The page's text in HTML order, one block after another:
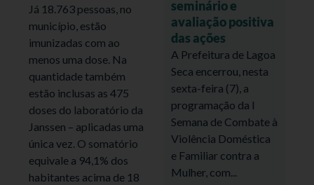
Já 18.763 pessoas, no
município, estão
imunizadas com ao
menos uma dose. Na
quantidade também
estão inclusas as 475
doses do laboratório da
Janssen – aplicadas uma
única vez. O somatório
equivale a 94,1% dos
habitantes acima de 18
seminário e
avaliação positiva
das ações
A Prefeitura de Lagoa
Seca encerrou, nesta
sexta-feira (7), a
programação da I
Semana de Combate à
Violência Doméstica
e Familiar contra a
Mulher, com...